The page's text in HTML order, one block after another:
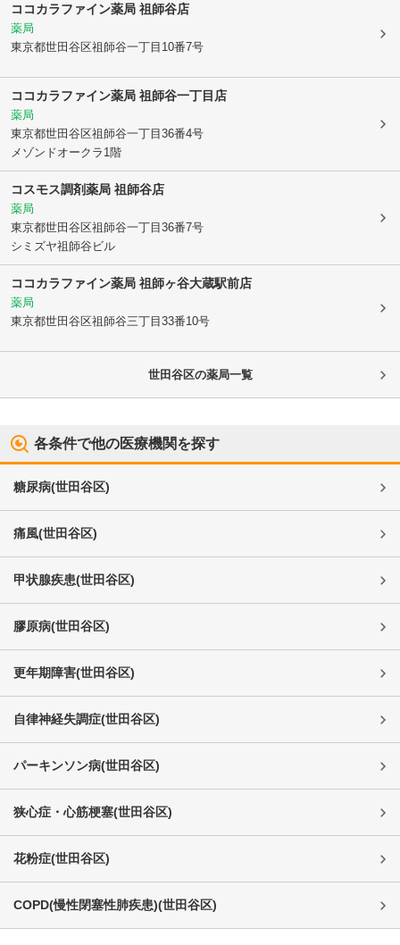
ココカラファイン薬局 祖師谷店
薬局
東京都世田谷区祖師谷一丁目10番7号
ココカラファイン薬局 祖師谷一丁目店
薬局
東京都世田谷区祖師谷一丁目36番4号
メゾンドオークラ1階
コスモス調剤薬局 祖師谷店
薬局
東京都世田谷区祖師谷一丁目36番7号
シミズヤ祖師谷ビル
ココカラファイン薬局 祖師ヶ谷大蔵駅前店
薬局
東京都世田谷区祖師谷三丁目33番10号
世田谷区の薬局一覧
各条件で他の医療機関を探す
糖尿病(世田谷区)
痛風(世田谷区)
甲状腺疾患(世田谷区)
膠原病(世田谷区)
更年期障害(世田谷区)
自律神経失調症(世田谷区)
パーキンソン病(世田谷区)
狭心症・心筋梗塞(世田谷区)
花粉症(世田谷区)
COPD(慢性閉塞性肺疾患)(世田谷区)